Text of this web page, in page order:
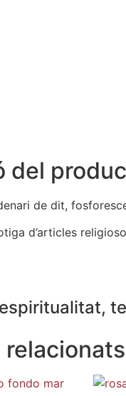
del
de dit,
d’articles